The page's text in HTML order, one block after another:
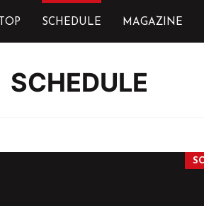
TOP SCHEDULE MAGAZINE
SCHEDULE